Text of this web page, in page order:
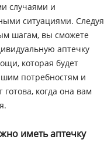
случаями и
ситуациями. Следуя
шагам, вы сможете
аптечку
которая будет
потребностям и
готова, когда она вам
иметь аптечку